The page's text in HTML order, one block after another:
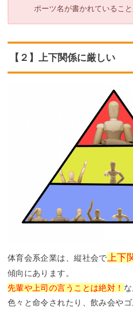
ポーツ名が書かれていること
【２】上下関係に厳しい
体育会系企業は、縦社会で 上下
傾向にあります。
先輩や上司の言うことは絶対！
色々と命令されたり、飲み会や